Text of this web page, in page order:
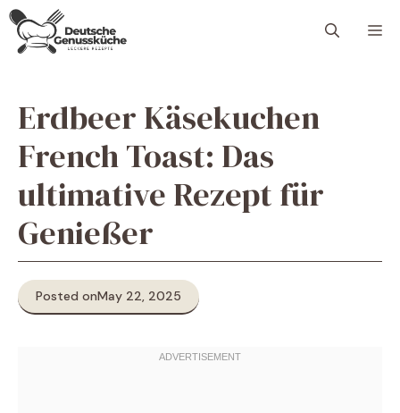
Skip
content
Erdbeer Käsekuchen
French Toast: Das
ultimative Rezept für
Genießer
Posted onMay 22, 2025